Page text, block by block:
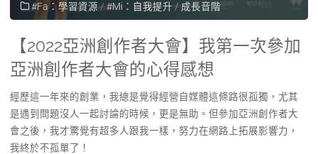
#Fa：學習資源/#Mi：自我提升 /成長音階
【2022亞洲創作者大會】我第一次參加
亞洲創作者大會的心得感想
經歷這一年來的創業，我總是覺得經營自媒體這條路很孤獨，尤其
是遇到問題沒人一起討論的時候，更是無助。但參加亞洲創作者大
會之後，我才驚覺有超多人跟我一樣，努力在網路上拓展影響力，
我終於不孤單了！